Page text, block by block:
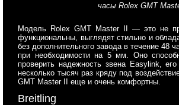
часы Rolex GMT
Модель Rolex GMT Master II — это не
функциональны, выглядят стильно и
без дополнительного завода в течение 48
при необходимости на 5 мм. Оно
проверить надежность звена Easylink,
несколько тысяч раз кряду под
GMT Master II еще и очень комфортны.
Breitling